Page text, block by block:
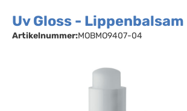
Uv Gloss - Lippenbalsam
Artikelnummer:MOBMO9407-04
Bildergalerie überspringen